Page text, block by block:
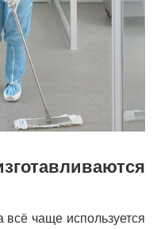
чаще используется